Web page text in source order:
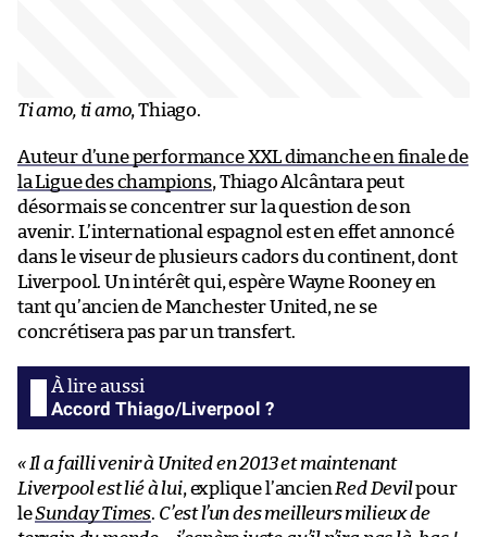
Ti amo, ti amo, Thiago.
Auteur d’une performance XXL dimanche en finale de
la Ligue des champions, Thiago Alcântara peut
désormais se concentrer sur la question de son
avenir. L’international espagnol est en effet annoncé
dans le viseur de plusieurs cadors du continent, dont
Liverpool. Un intérêt qui, espère Wayne Rooney en
tant qu’ancien de Manchester United, ne se
concrétisera pas par un transfert.
Accord Thiago/Liverpool ?
« Il a failli venir à United en 2013 et maintenant
Liverpool est lié à lui, explique l’ancien Red Devilpour
leSunday Times. C’est l’un des meilleurs milieux de